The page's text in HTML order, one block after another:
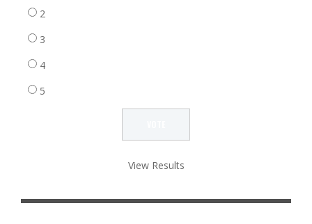
2
3
4
5
View Results